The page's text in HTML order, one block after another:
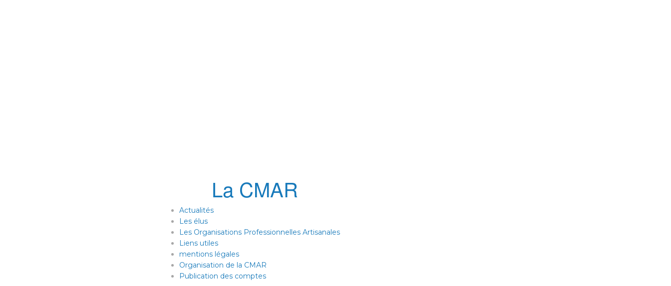
La CMAR
Actualités
Les élus
Les Organisations Professionnelles Artisanales
Liens utiles
mentions légales
Organisation de la CMAR
Publication des comptes